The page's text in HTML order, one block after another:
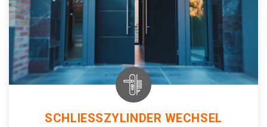
SCHLIESSZYLINDER WECHSEL